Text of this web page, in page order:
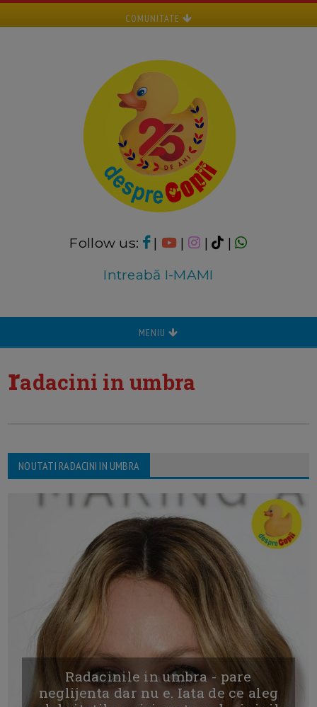
COMUNITATE
Follow us: | | |
|
Intreabă I-MAMI
MENIU
radacini in umbra
NOUTATI RADACINI IN UMBRA
Radacinile in umbra - pare
neglijenta dar nu e. Iata de ce aleg